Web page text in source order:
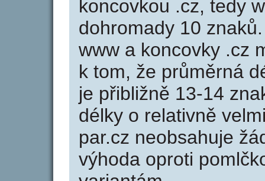
koncovkou .cz, tedy
dohromady 10
www a koncovky .cz
k tom, že průměrná
je přibližně 13-14
délky o relativně
par.cz neobsahuje
výhoda oproti